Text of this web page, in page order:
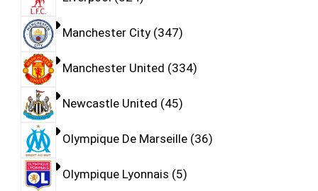
Manchester City 347
Manchester United 334
Newcastle United 45
Olympique De Marseille 36
Olympique Lyonnais 5